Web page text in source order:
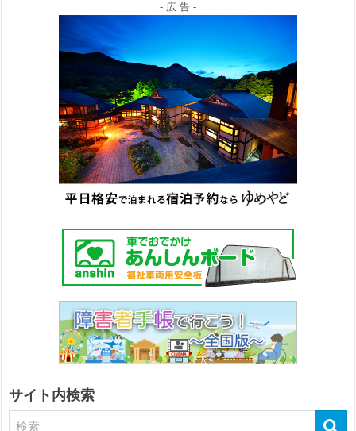
- 広 告 -
サイト内検索